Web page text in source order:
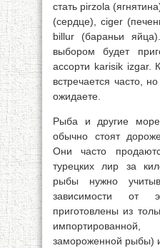
стать pirzola
(сердце), ciger
billur (бараньи
выбором будет
ассорти karisik izgar.
встречается часто,
ожидаете.
Рыба и другие
обычно стоят
Они часто
турецких лир за
рыбы нужно
зависимости от
приготовлены из
замороженной рыбы)